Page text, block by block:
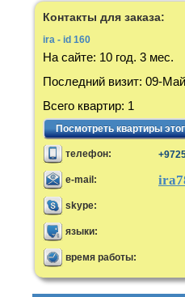
Контакты для заказа:
ira - id 160
На сайте: 10 год. 3 мес.
Последний визит: 09-
Всего квартир: 1
Посмотреть квартиры
телефон:
e-mail:
skype:
языки:
время работы: